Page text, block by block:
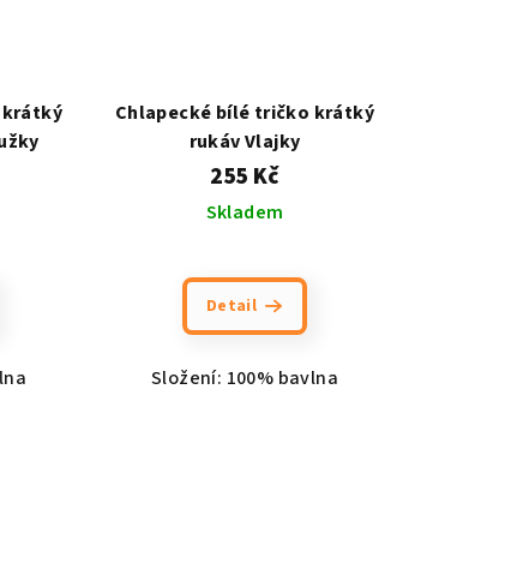
krátký
Chlapecké bílé tričko krátký
rukáv Vlajky
255 Kč
Skladem
Detail
Složení: 100% bavlna